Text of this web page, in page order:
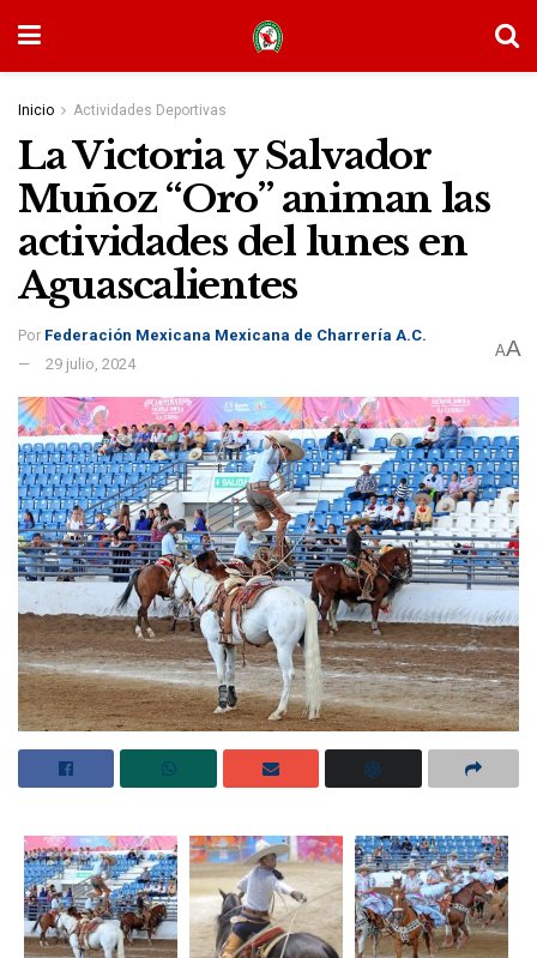
Inicio Actividades Deportivas
La Victoria y Salvador
Muñoz “Oro” animan las
actividades del lunes en
Aguascalientes
Por Federación Mexicana Mexicana de Charrería A.C.
29 julio, 2024
AA